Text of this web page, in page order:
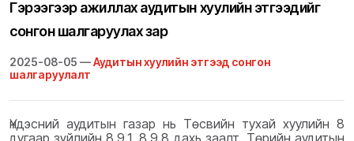
Гэрээгээр ажиллах аудитын хуулийн этгээдийг
сонгон шалгаруулах зар
2025-08-05 —Аудитын хуулийн этгээд сонгон
шалгаруулалт
Үндэсний аудитын газар нь Төсвийн тухай хуулийн 8
дугаар зүйлийн 8.9.1, 8.9.8 дахь заалт, Төрийн аудитын